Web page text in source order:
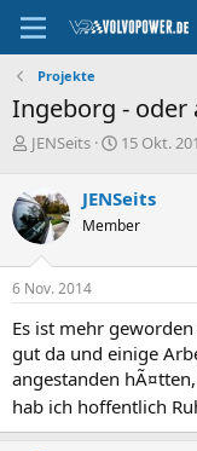
Projekte
Ingeborg - oder
E
t
e
l
l
e
JENSeits
E
t
e
l
m
15 Okt.
JENSeits
Member
6 Nov. 2014
Es ist mehr
gut da und einige
angestanden
hab ich hoffentlich